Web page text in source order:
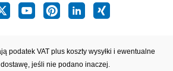
podatek VAT plus koszty wysyłki i ewentualne
dostawę, jeśli nie podano inaczej.